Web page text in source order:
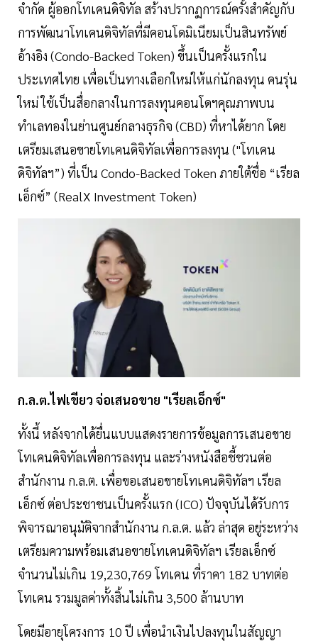
จำกัด ผู้ออกโทเคนดิจิทัล สร้างปรากฏการณ์ครั้งสำคัญกับ
การพัฒนาโทเคนดิจิทัลที่มีคอนโดมิเนียมเป็นสินทรัพย์
อ้างอิง (Condo-Backed Token) ขึ้นเป็นครั้งแรกใน
ประเทศไทย เพื่อเป็นทางเลือกใหม่ให้แก่นักลงทุน คนรุ่น
ใหม่ ใช้เป็นสื่อกลางในการลงทุนคอนโดฯคุณภาพบน
ทำเลทองในย่านศูนย์กลางธุรกิจ (CBD) ที่หาได้ยาก โดย
เตรียมเสนอขายโทเคนดิจิทัลเพื่อการลงทุน ("โทเคน
ดิจิทัลฯ”) ที่เป็น Condo-Backed Token ภายใต้ชื่อ “เรียล
เอ็กซ์” (RealX Investment Token)
ก.ล.ต.ไฟเขียว จ่อเสนอขาย "เรียลเอ็กซ์"
ทั้งนี้ หลังจากได้ยื่นแบบแสดงรายการข้อมูลการเสนอขาย
โทเคนดิจิทัลเพื่อการลงทุน และร่างหนังสือชี้ชวนต่อ
สำนักงาน ก.ล.ต. เพื่อขอเสนอขายโทเคนดิจิทัลฯ เรียล
เอ็กซ์ ต่อประชาชนเป็นครั้งแรก (ICO) ปัจจุบันได้รับการ
พิจารณาอนุมัติจากสำนักงาน ก.ล.ต. แล้ว ล่าสุด อยู่ระหว่าง
เตรียมความพร้อมเสนอขายโทเคนดิจิทัลฯ เรียลเอ็กซ์
จำนวนไม่เกิน 19,230,769 โทเคน ที่ราคา 182 บาทต่อ
โทเคน รวมมูลค่าทั้งสิ้นไม่เกิน 3,500 ล้านบาท
โดยมีอายุโครงการ 10 ปี เพื่อนำเงินไปลงทุนในสัญญา